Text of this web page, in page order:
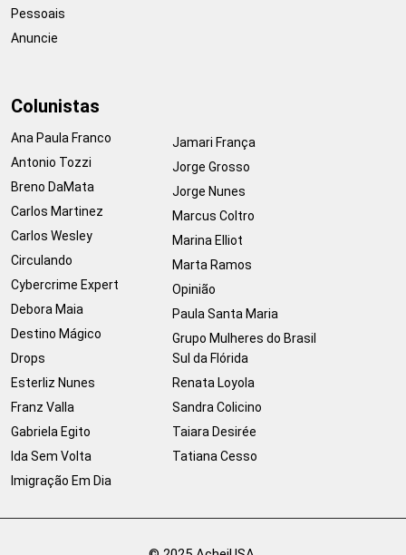
Pessoais
Anuncie
Colunistas
Ana Paula Franco
Antonio Tozzi
Breno DaMata
Carlos Martinez
Carlos Wesley
Circulando
Cybercrime Expert
Debora Maia
Destino Mágico
Drops
Esterliz Nunes
Franz Valla
Gabriela Egito
Ida Sem Volta
Imigração Em Dia
Jamari França
Jorge Grosso
Jorge Nunes
Marcus Coltro
Marina Elliot
Marta Ramos
Opinião
Paula Santa Maria
Grupo Mulheres do Brasil
Sul da Flórida
Renata Loyola
Sandra Colicino
Taiara Desirée
Tatiana Cesso